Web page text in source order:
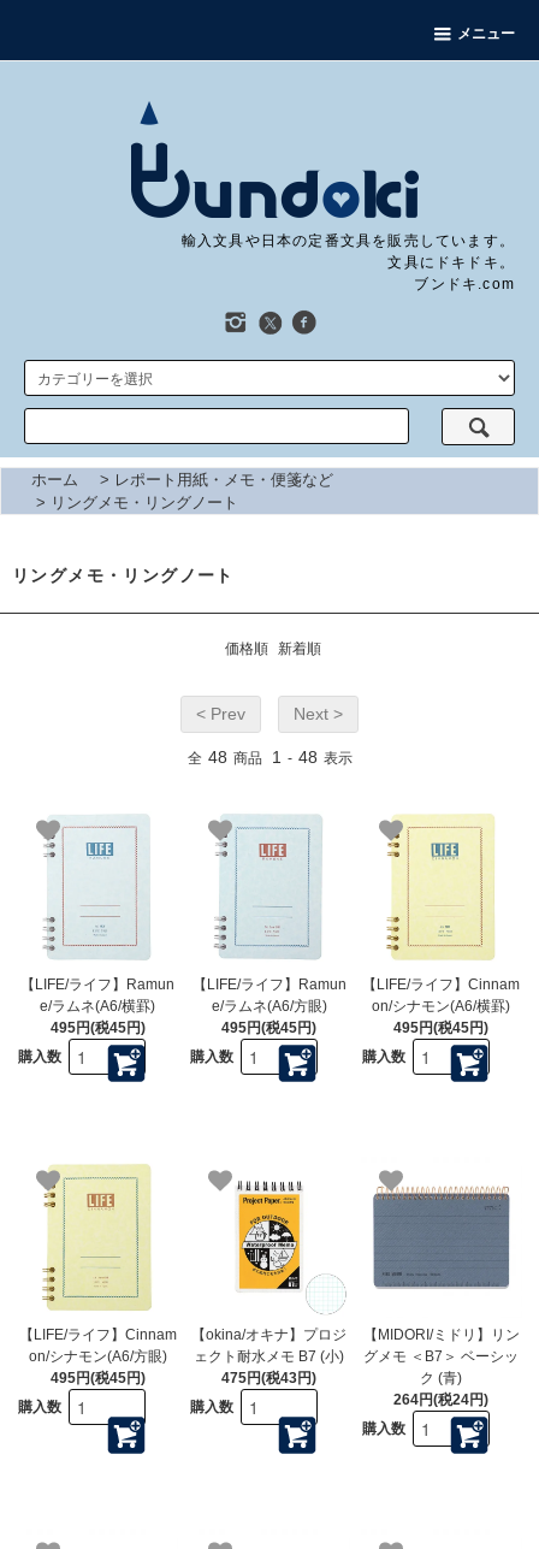
メニュー
輸入文具や日本の定番文具を販売しています。
文具にドキドキ。
ブンドキ.com
ホーム > レポート用紙・メモ・便箋など
> リングメモ・リングノート
リングメモ・リングノート
価格順 新着順
< Prev Next >
全 48 商品 1 - 48 表示
【LIFE/ライフ】Ramun
e/ラムネ(A6/横罫)
495円(税45円)
購入数
【LIFE/ライフ】Ramun
e/ラムネ(A6/方眼)
495円(税45円)
購入数
【LIFE/ライフ】Cinnam
on/シナモン(A6/横罫)
495円(税45円)
購入数
【LIFE/ライフ】Cinnam
on/シナモン(A6/方眼)
495円(税45円)
購入数
【okina/オキナ】プロジ
ェクト耐水メモ B7 (小)
475円(税43円)
購入数
【MIDORI/ミドリ】リン
グメモ ＜B7＞ ベーシッ
ク (青)
264円(税24円)
購入数